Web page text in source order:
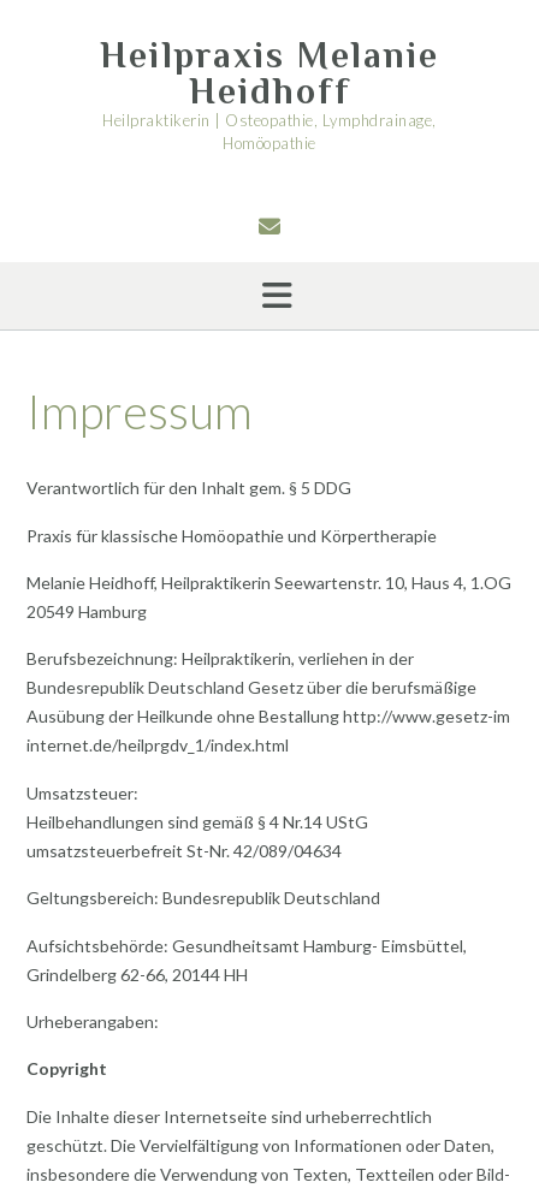
Heilpraxis Melanie
Heidhoff
Heilpraktikerin | Osteopathie, Lymphdrainage,
Homöopathie
Impressum
Verantwortlich für den Inhalt gem. § 5 DDG
Praxis für klassische Homöopathie und Körpertherapie
Melanie Heidhoff, Heilpraktikerin Seewartenstr. 10, Haus 4, 1.OG
20549 Hamburg
Berufsbezeichnung: Heilpraktikerin, verliehen in der
Bundesrepublik Deutschland Gesetz über die berufsmäßige
Ausübung der Heilkunde ohne Bestallung http://www.gesetz-im
internet.de/heilprgdv_1/index.html
Umsatzsteuer:
Heilbehandlungen sind gemäß § 4 Nr.14 UStG
umsatzsteuerbefreit St-Nr. 42/089/04634
Geltungsbereich: Bundesrepublik Deutschland
Aufsichtsbehörde: Gesundheitsamt Hamburg- Eimsbüttel,
Grindelberg 62-66, 20144 HH
Urheberangaben:
Copyright
Die Inhalte dieser Internetseite sind urheberrechtlich
geschützt. Die Vervielfältigung von Informationen oder Daten,
insbesondere die Verwendung von Texten, Textteilen oder Bild-